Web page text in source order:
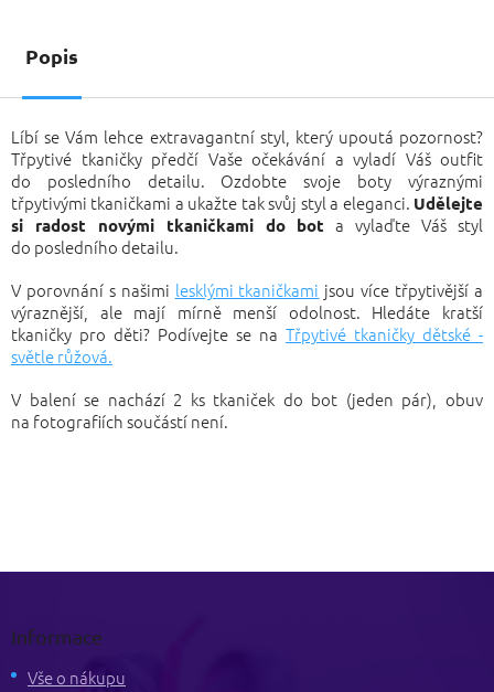
Popis
Líbí se Vám lehce extravagantní styl, který upoutá pozornost?
Třpytivé tkaničky předčí Vaše očekávání a vyladí Váš outfit
do posledního detailu. Ozdobte svoje boty výraznými
třpytivými tkaničkami a ukažte tak svůj styl a eleganci. Udělejte
si radost novými tkaničkami do bot a vylaďte Váš styl
do posledního detailu.
V porovnání s našimi lesklými tkaničkami jsou více třpytivější a
výraznější, ale mají mírně menší odolnost. Hledáte kratší
tkaničky pro děti? Podívejte se na Třpytivé tkaničky dětské -
světle růžová.
V balení se nachází 2 ks tkaniček do bot (jeden pár), obuv
na fotografiích součástí není.
Informace
Vše o nákupu